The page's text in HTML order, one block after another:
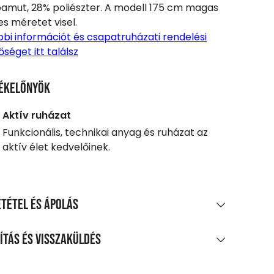
28% poliészter. A modell 175 cm magas
méretet visel.
információt és csapatruházati rendelési
itt találsz
Aktív ruházat
Funkcionális, technikai anyag és ruházat az
aktív élet kedvelőinek.
és ápolás
és visszaküldés